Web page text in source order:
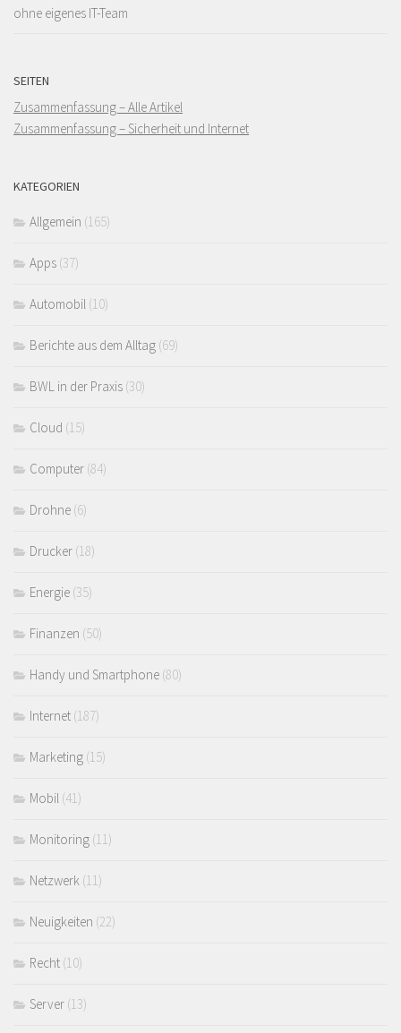
ohne eigenes IT-Team
SEITEN
Zusammenfassung – Alle Artikel
Zusammenfassung – Sicherheit und Internet
KATEGORIEN
Allgemein (165)
Apps (37)
Automobil (10)
Berichte aus dem Alltag (69)
BWL in der Praxis (30)
Cloud (15)
Computer (84)
Drohne (6)
Drucker (18)
Energie (35)
Finanzen (50)
Handy und Smartphone (80)
Internet (187)
Marketing (15)
Mobil (41)
Monitoring (11)
Netzwerk (11)
Neuigkeiten (22)
Recht (10)
Server (13)